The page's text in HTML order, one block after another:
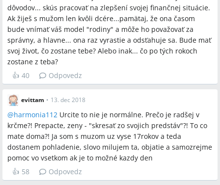
Závery z diskusie
Zhoda
Otvorená komunikácia o pocitoch a potrebách je základným
odporúčaným krokom.
Ak je problém alkoholizmus, treba ho riešiť samostatne
(liečba, odborná pomoc).
Ak partner nechce meniť správanie napriek snahám,
odchod alebo rozvod je v diskusii považovaný za legitímnu
možnosť pri zohľadnení ekonomiky a dieťaťa.
Sporné názory
Niektoré diskutujúce radia „skresať si nároky“ a prispôsobiť
sa realite vzťahu, zatiaľ čo iné dôrazne odporúčajú nestrácať
dôvodov... skús pracovať na zlepšení svojej finančnej situácie.
Ak žiješ s mužom len kvôli dcére...pamätaj, že ona časom
bude vnímať váš model "rodiny" a môže ho považovať za
správny, a hlavne... ona raz vyrastie a odsťahuje sa. Bude mať
svoj život, čo zostane tebe? Alebo inak... čo po tých rokoch
zostane z teba?
👍 40 Odpovedz
evittam • 13. dec 2018
@harmonia112 Urcite to nie je normálne. Prečo je radšej v
krčme?! Prepacte, zeny - "skresať zo svojich predstáv"?! To co
mate doma?! Ja som s muzom uz vyse 17rokov a teda
dostanem pohladenie, slovo milujem ta, objatie a samozrejme
pomoc vo vsetkom ak je to možné kazdy den
👍 58 Odpovedz